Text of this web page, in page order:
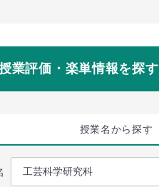
業評価・楽単情報を探す
授業名から探す